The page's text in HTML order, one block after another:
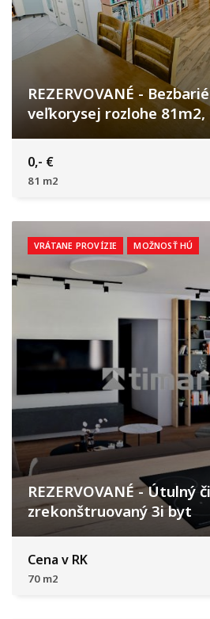
REZERVOVANÉ -
veľkorysej rozlohe 81m2,
Špačinská cesta, Trnava
0,- €
81 m2
VRÁTANE PROVÍZIE MOŽNOSŤ HÚ
REZERVOVANÉ - Útulný
zrekonštruovaný 3i byt
Trnava
Cena v RK
70 m2